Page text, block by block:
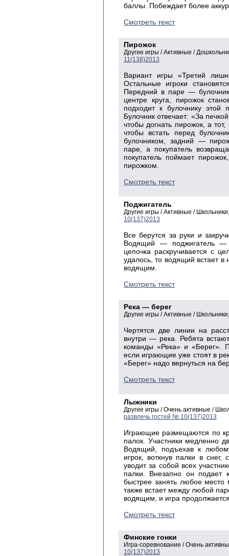
баллы. Побеждает более
Смотреть текст
Пирожок
Другие игры / Активные /
11(138)2013
Вариант игры «Третий
Остальные игроки
Передний в паре —
центре круга, пирожок
подходит к булочнику
Булочник отвечает: «За
чтобы догнать пирожок, а
чтобы встать перед
булочником, задний —
паре, а покупатель
покупатель поймает
пирожком.
Смотреть текст
Поджигатель
Другие игры / Активные /
10(137)2013
Все берутся за руки и
Водящий — поджигатель —
цепочка раскручивается с
удалось, то водящий встает в
водящим.
Смотреть текст
Река — берег
Другие игры / Активные /
Чертятся две линии на
внутри — река. Ребята
команды «Река» и «Берег».
если играющие уже стоят в
«Берег» надо вернуться на
Смотреть текст
Лыжники
Другие игры / Очень активные /
развлечь гостей № 10(137)2013
Играющие размещаются по
палок. Участники медленно
Водящий, подъехав к
игрок, воткнув палки в
уводит за собой всех
палки. Внезапно он подает
быстрее занять любое
также встает между любой
водящим, и игра
Смотреть текст
Финские гонки
Игра-соревнование / Очень
10(137)2013